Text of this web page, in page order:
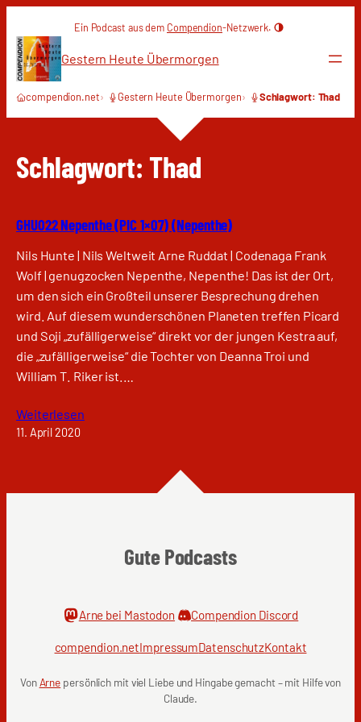
Inhalt
springen
Ein Podcast aus dem Compendion-Netzwerk.
Gestern Heute Übermorgen
compendion.net Gestern Heute Übermorgen Schlagwort: Thad
Schlagwort: Thad
GHU022 Nepenthe (PIC 1×07) (Nepenthe)
Nils Hunte | Nils Weltweit Arne Ruddat | Codenaga Frank
Wolf | genugzocken Nepenthe, Nepenthe! Das ist der Ort,
um den sich ein Großteil unserer Besprechung drehen
wird. Auf diesem wunderschönen Planeten treffen Picard
und Soji „zufälligerweise“ direkt vor der jungen Kestra auf,
die „zufälligerweise“ die Tochter von Deanna Troi und
William T. Riker ist.…
Weiterlesen
11. April 2020
Gute Podcasts
Arne bei Mastodon Compendion Discord
compendion.netImpressumDatenschutzKontakt
VonArne persönlich mit viel Liebe und Hingabe gemacht – mit Hilfe von
Claude.